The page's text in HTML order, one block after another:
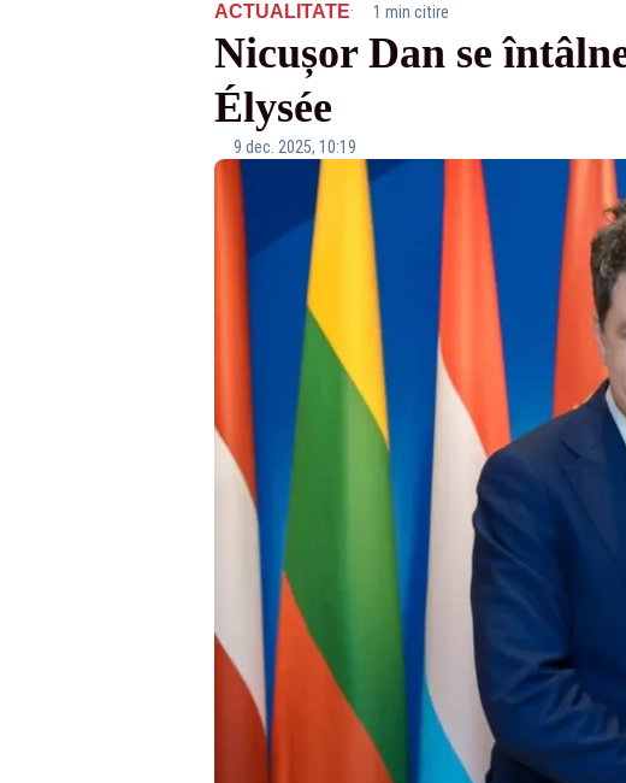
ACTUALITATE· 1 min citire
Nicușor Dan se
Élysée
9 dec. 2025, 10:19